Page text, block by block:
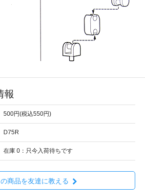
報
500円(税込550円)
D75R
在庫 0：只今入荷待ちです
の商品を友達に教える